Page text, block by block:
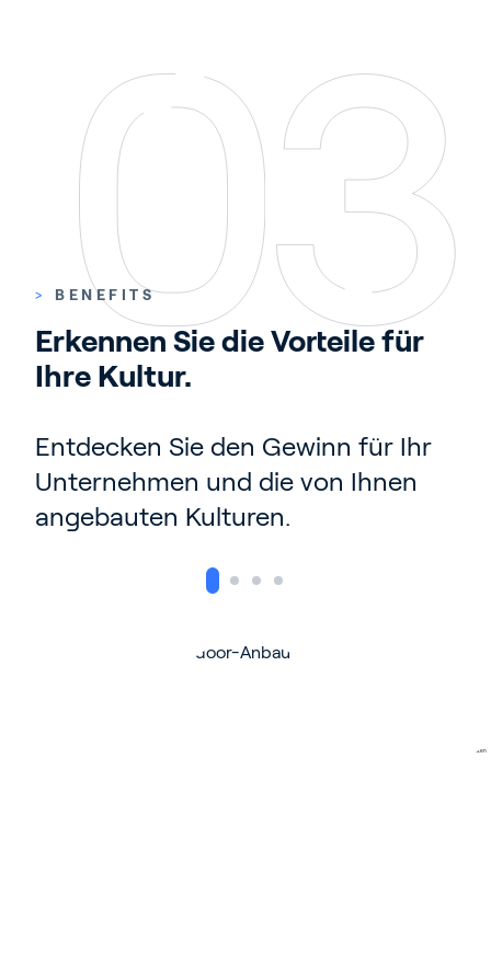
> BENEFITS
Erkennen Sie die Vorteile für
Ihre Kultur.
Entdecken Sie den Gewinn für Ihr
Unternehmen und die von Ihnen
angebauten Kulturen.